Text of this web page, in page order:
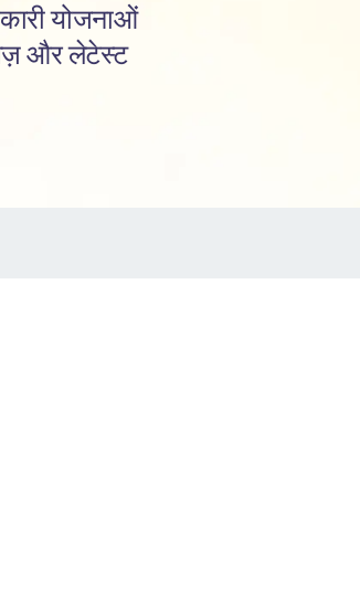
योजनाओं
और लेटेस्ट